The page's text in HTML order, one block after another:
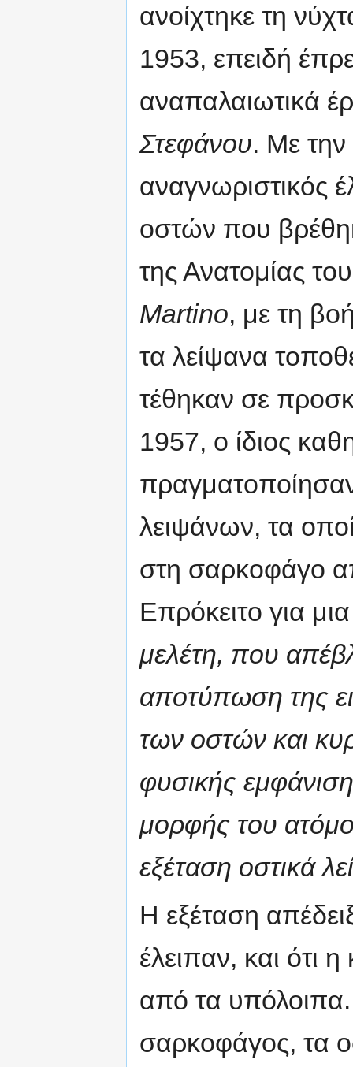
ανοίχτηκε τη
1953, επειδή
αναπαλαιωτικά
Στεφάνου. Με την
αναγνωριστικός
οστών που
της Ανατομίας
Martino, με τη
τα λείψανα
τέθηκαν σε
1957, ο ίδιος
λειψάνων, τα
στη σαρκοφάγο
Επρόκειτο για
μελέτη, που
αποτύπωση της
των οστών και
φυσικής
μορφής του
εξέταση οστικά
Η εξέταση
έλειπαν, και ότι
από τα
σαρκοφάγος, τα